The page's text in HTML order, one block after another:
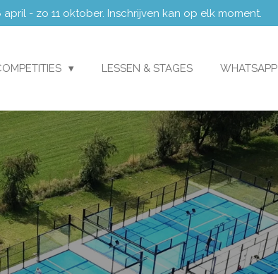
- zo 11 oktober. Inschrijven kan op elk moment.
LESSEN & STAGES WHATSAPP